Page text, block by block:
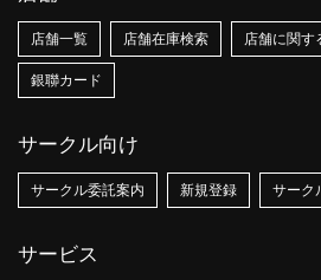
店舗一覧 店舗在庫検索 店舗に関す
銀聯カード
サークル向け
サークル委託案内 新規登録 サーク
サービス